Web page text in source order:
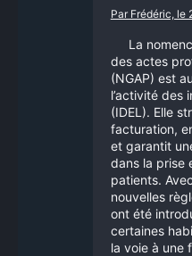
Par Frédéric, le
La
des actes
(NGAP) est
l’activité des
(IDEL). Elle
facturation,
et garantit
dans la prise
patients.
nouvelles
ont été
certaines
la voie à une